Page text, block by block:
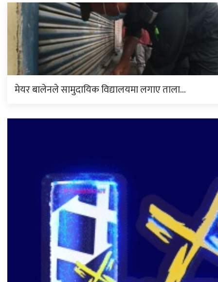
मेयर बालेनले सामुदायिक विद्यालयमा लगाए ताला…